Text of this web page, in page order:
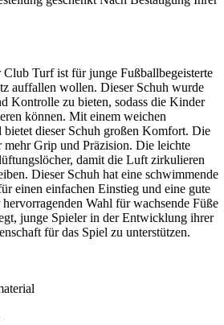
Turf ist für junge Fußballbegeisterte
auffallen wollen. Dieser Schuh wurde
Kontrolle zu bieten, sodass die Kinder
können. Mit einem weichen
bietet dieser Schuh großen Komfort. Die
mehr Grip und Präzision. Die leichte
damit die Luft zirkulieren
Dieser Schuh hat eine schwimmende
einen einfachen Einstieg und eine gute
Wahl für wachsende Füße
junge Spieler in der Entwicklung ihrer
für das Spiel zu unterstützen.